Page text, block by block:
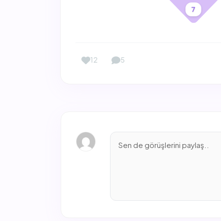
7
12 5